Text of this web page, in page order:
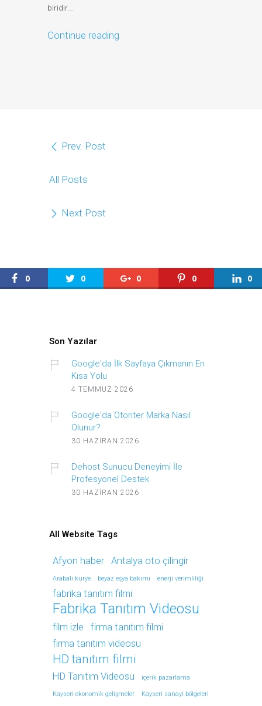
biridir.…
Continue reading
Prev. Post
All Posts
Next Post
0 0 0 0 0
Son Yazılar
Google'da İlk Sayfaya Çıkmanın En
Kısa Yolu
4 TEMMUZ 2026
Google'da Otoriter Marka Nasıl
Olunur?
30 HAZIRAN 2026
Dehost Sunucu Deneyimi İle
Profesyonel Destek
30 HAZIRAN 2026
All Website Tags
Afyon haber Antalya oto çilingir
Arabalı kurye beyaz eşya bakımı enerji verimliliği
fabrika tanıtım filmi
Fabrika Tanıtım Videosu
film izle
firma tanıtım filmi
firma tanıtım videosu
HD tanıtım filmi
HD Tanıtım Videosu içerik pazarlama
Kayseri ekonomik gelişmeler Kayseri sanayi bölgeleri